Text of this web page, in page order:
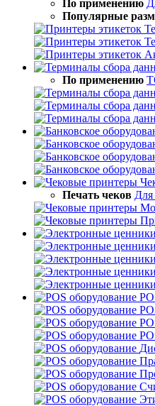
По применению
Популярные
По применению
Печать чеков Для